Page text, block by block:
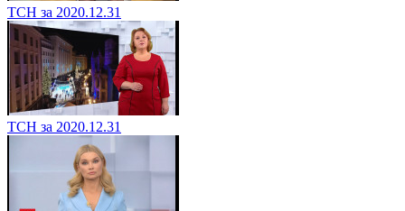
ТСН за 2020.12.31
ТСН за 2020.12.31